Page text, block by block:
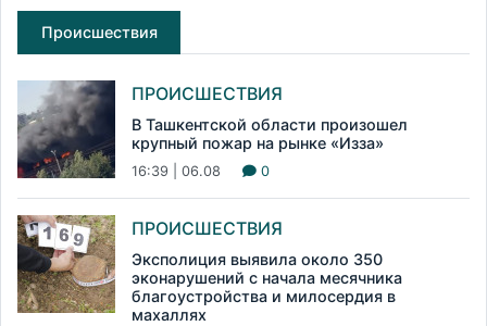
Происшествия
ПРОИСШЕСТВИЯ
В Ташкентской области произошел
крупный пожар на рынке «Изза»
16:39 | 06.08 0
ПРОИСШЕСТВИЯ
Эксполиция выявила около 350
эконарушений с начала месячника
благоустройства и милосердия в
махаллях